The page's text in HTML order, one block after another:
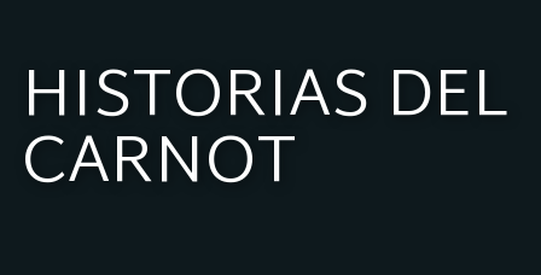
HISTORIAS DEL
CARNOT